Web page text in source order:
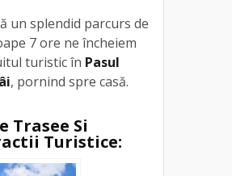
un splendid parcurs de
7 ore ne încheiem
turistic în Pasul
, pornind spre casă.
Trasee Si
Turistice: